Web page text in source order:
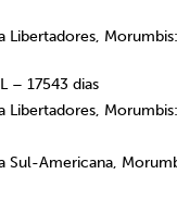
– 17543 dias
Americana,